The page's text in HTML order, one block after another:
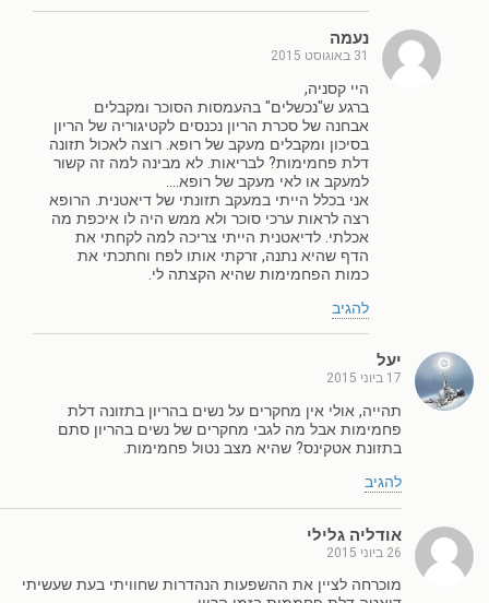
נעמה
31 באוגוסט 2015
היי קסניה,
ברגע ש"נכשלים" בהעמסות הסוכר ומקבלים
אבחנה של סכרת הריון נכנסים לקטיגוריה של הריון
בסיכון ומקבלים מעקב של רופא. רוצה לאכול תזונה
דלת פחמימות? לבריאות. לא מבינה למה זה קשור
למעקב או לאי מעקב של רופא….
אני בכלל הייתי במעקב תזונתי של דיאטנית. הרופא
רצה לראות ערכי סוכר ולא ממש היה לו איכפת מה
אכלתי. לדיאטנית הייתי צריכה למה לקחתי את
הדף שהיא נתנה, זרקתי אותו לפח וחתכתי את
כמות הפחמימות שהיא הקצתה לי.
להגיב
יעל
17 ביוני 2015
תהייה, אולי אין מחקרים על נשים בהריון בתזונה דלת
פחמימות אבל מה לגבי מחקרים של נשים בהריון סתם
בתזונת אטקינס? שהיא מצב נטול פחמימות.
להגיב
אודליה גלילי
26 ביוני 2015
מוכרחה לציין את ההשפעות הנהדרות שחוויתי בעת שעשיתי